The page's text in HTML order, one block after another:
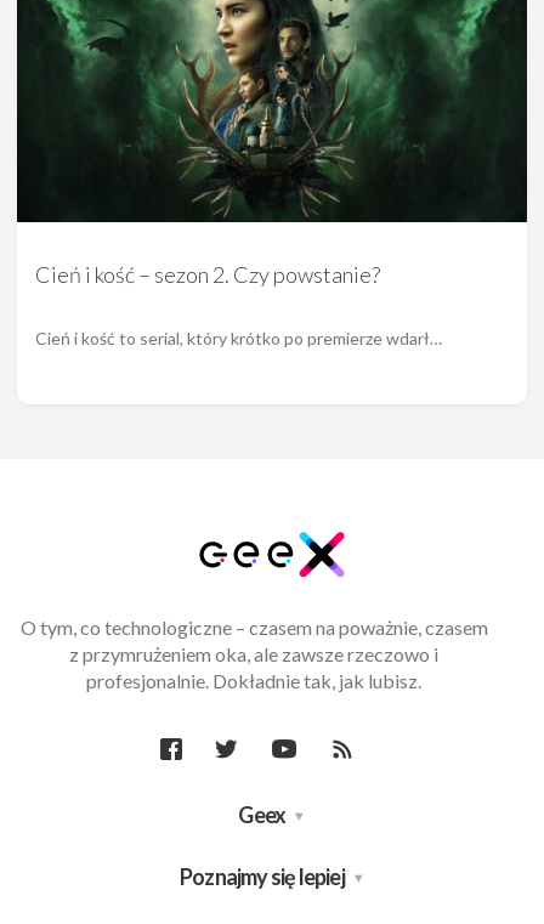
Cień i kość – sezon 2. Czy powstanie?
Cień i kość to serial, który krótko po premierze wdarł…
O tym, co technologiczne – czasem na poważnie, czasem
z przymrużeniem oka, ale zawsze rzeczowo i
profesjonalnie. Dokładnie tak, jak lubisz.
Geex
Poznajmy się lepiej